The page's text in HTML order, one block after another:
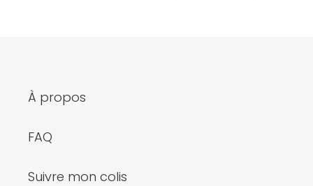
n
:
À propos
FAQ
Suivre mon colis